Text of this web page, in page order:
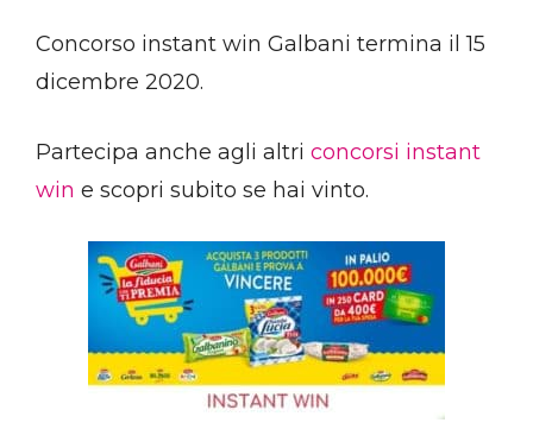
Concorso instant win Galbani termina il 15
dicembre 2020.
Partecipa anche agli altri concorsi instant
win e scopri subito se hai vinto.